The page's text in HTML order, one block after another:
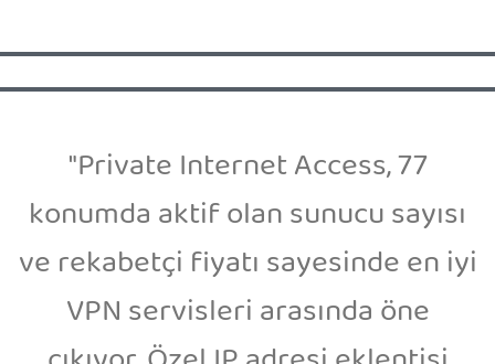
"Private Internet Access, 77
konumda aktif olan sunucu sayısı
ve rekabetçi fiyatı sayesinde en iyi
VPN servisleri arasında öne